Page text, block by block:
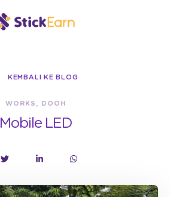
KEMBALI KE BLOG
WORKS, DOOH
Mobile LED